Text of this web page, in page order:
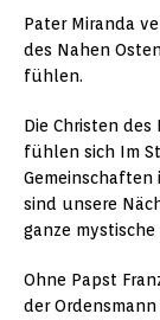
Pater Miranda
des Nahen
fühlen.
Die Christen
fühlen sich Im
Gemeinschaften
sind unsere
ganze mystische
Ohne Papst
der